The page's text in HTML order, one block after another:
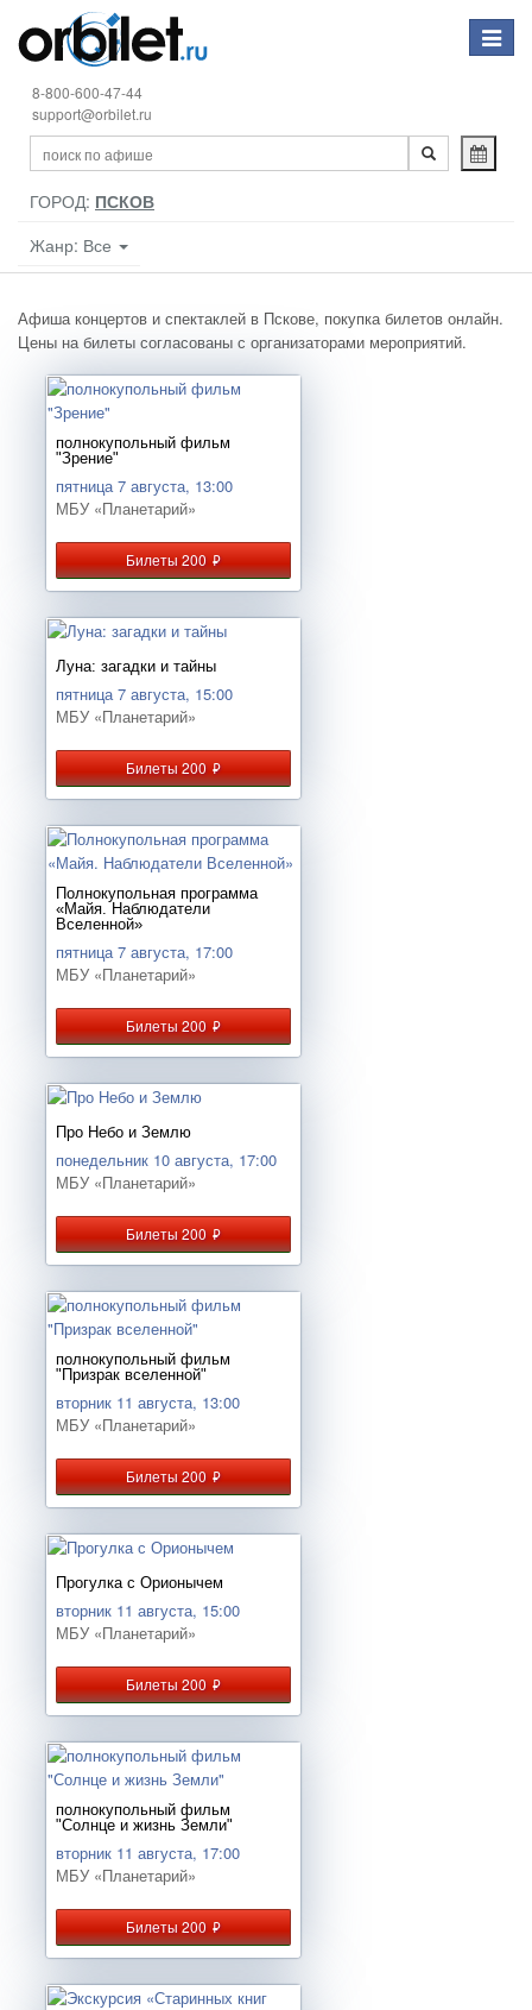
Toggle
8-800-600-47-44
support@orbilet.ru
ГОРОД: ПСКОВ
Жанр: Все
Афиша концертов и спектаклей в Пскове, покупка билетов онлайн.
Цены на билеты согласованы с организаторами мероприятий.
полнокупольный фильм
"Зрение"
пятница 7 августа, 13:00
МБУ «Планетарий»
Билеты 200руб.
Луна: загадки и тайны
пятница 7 августа, 15:00
МБУ «Планетарий»
Билеты 200руб.
Полнокупольная программа
«Майя. Наблюдатели
Вселенной»
пятница 7 августа, 17:00
МБУ «Планетарий»
Билеты 200руб.
Про Небо и Землю
понедельник 10 августа, 17:00
МБУ «Планетарий»
Билеты 200руб.
полнокупольный фильм
"Призрак вселенной"
вторник 11 августа, 13:00
МБУ «Планетарий»
Билеты 200руб.
Прогулка с Орионычем
вторник 11 августа, 15:00
МБУ «Планетарий»
Билеты 200руб.
полнокупольный фильм
"Солнце и жизнь Земли"
вторник 11 августа, 17:00
МБУ «Планетарий»
Билеты 200руб.